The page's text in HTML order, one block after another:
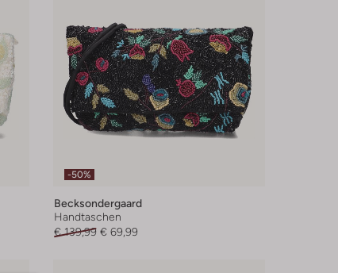
-50%
Becksondergaard
Handtaschen
€ 139,99 € 69,99